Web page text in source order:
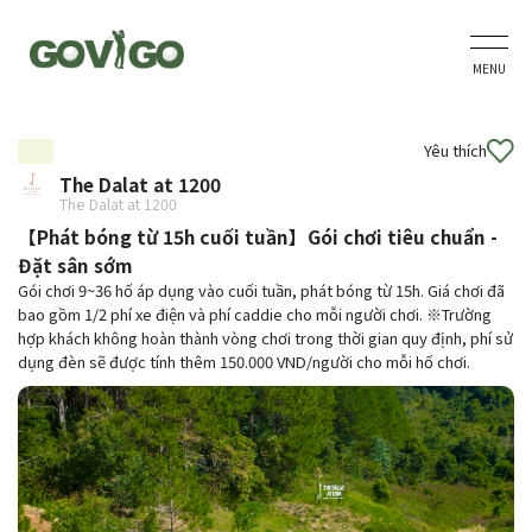
MENU
Yêu thích
The Dalat at 1200
The Dalat at 1200
【Phát bóng từ 15h cuối tuần】Gói chơi tiêu chuẩn -
Đặt sân sớm
Gói chơi 9~36 hố áp dụng vào cuối tuần, phát bóng từ 15h. Giá chơi đã
bao gồm 1/2 phí xe điện và phí caddie cho mỗi người chơi. ※Trường
hợp khách không hoàn thành vòng chơi trong thời gian quy định, phí sử
dụng đèn sẽ được tính thêm 150.000 VND/người cho mỗi hố chơi.